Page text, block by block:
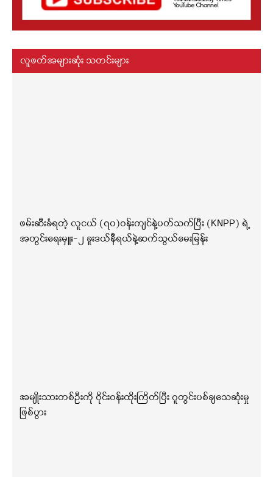
လူဖတ်အများဆုံး သတင်းများ
ဖမ်းဆီးခံရတဲ့ လူငယ် (၇၀)ဝန်းကျင်နဲ့ပတ်သက်ပြီး (KNPP) ရဲ့
အတွင်းရေးမှူး-၂ ခူးဒယ်နီရယ်နဲ့ဆက်သွယ်မေးမြန်း
အမျိုးသားတစ်ဦးကို ဝိုင်းဝန်းထိုးကြိတ်ပြီး ဂူတွင်းပစ်ချသေဆုံးမှု
ဖြစ်ပွား